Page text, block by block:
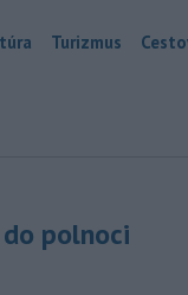
Turizmus
do polnoci